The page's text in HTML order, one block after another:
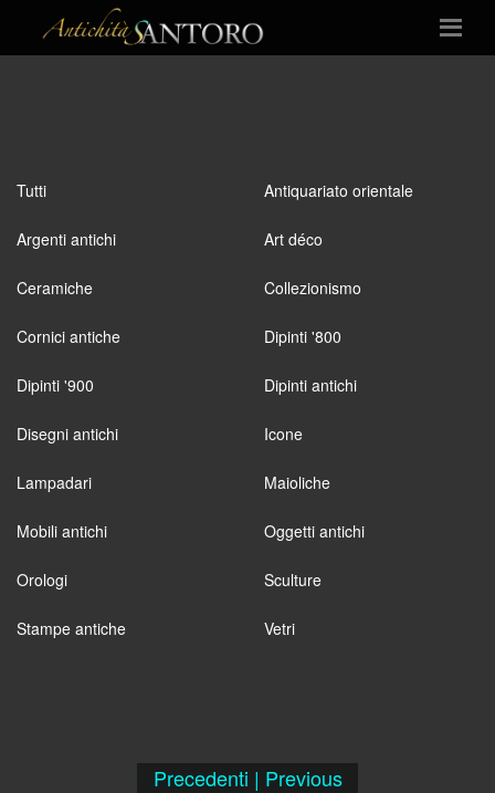
Tutti Antiquariato orientale
Argenti antichi Art déco
Ceramiche Collezionismo
Cornici antiche Dipinti '800
Dipinti '900 Dipinti antichi
Disegni antichi Icone
Lampadari Maioliche
Mobili antichi Oggetti antichi
Orologi Sculture
Stampe antiche Vetri
Precedenti | Previous